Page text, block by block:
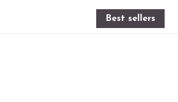
Best sellers